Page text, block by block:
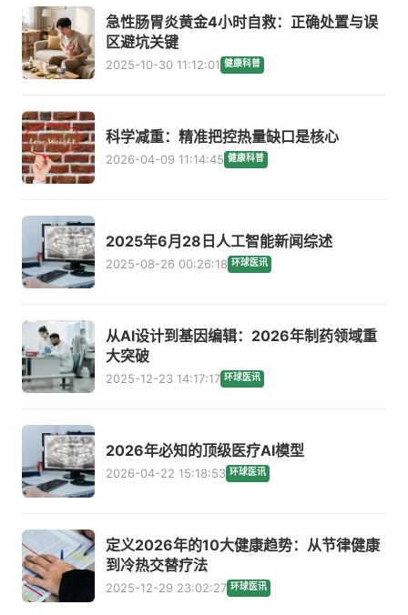
急性肠胃炎黄金4小时自救：正确处置与误
区避坑关键
2025-10-30 11:12:01 健康科普
科学减重：精准把控热量缺口是核心
2026-04-09 11:14:45 健康科普
2025年6月28日人工智能新闻综述
2025-08-26 00:26:18 环球医讯
从AI设计到基因编辑：2026年制药领域重
大突破
2025-12-23 14:17:17 环球医讯
2026年必知的顶级医疗AI模型
2026-04-22 15:18:53 环球医讯
定义2026年的10大健康趋势：从节律健康
到冷热交替疗法
2025-12-29 23:02:27 环球医讯